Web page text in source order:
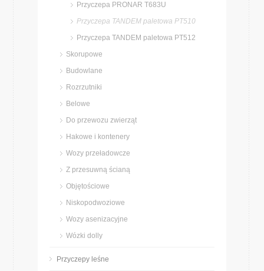
Przyczepa PRONAR T683U
Przyczepa TANDEM paletowa PT510
Przyczepa TANDEM paletowa PT512
Skorupowe
Budowlane
Rozrzutniki
Belowe
Do przewozu zwierząt
Hakowe i kontenery
Wozy przeładowcze
Z przesuwną ścianą
Objętościowe
Niskopodwoziowe
Wozy asenizacyjne
Wózki dolly
Przyczepy leśne